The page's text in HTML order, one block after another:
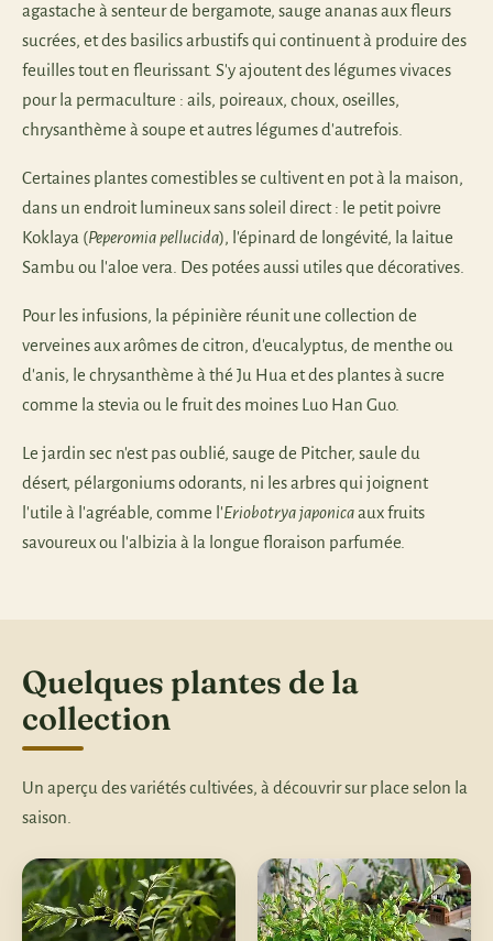
agastache à senteur de bergamote, sauge ananas aux fleurs
sucrées, et des basilics arbustifs qui continuent à produire des
feuilles tout en fleurissant. S'y ajoutent des légumes vivaces
pour la permaculture : ails, poireaux, choux, oseilles,
chrysanthème à soupe et autres légumes d'autrefois.
Certaines plantes comestibles se cultivent en pot à la maison,
dans un endroit lumineux sans soleil direct : le petit poivre
Koklaya (Peperomia pellucida), l'épinard de longévité, la laitue
Sambu ou l'aloe vera. Des potées aussi utiles que décoratives.
Pour les infusions, la pépinière réunit une collection de
verveines aux arômes de citron, d'eucalyptus, de menthe ou
d'anis, le chrysanthème à thé Ju Hua et des plantes à sucre
comme la stevia ou le fruit des moines Luo Han Guo.
Le jardin sec n'est pas oublié, sauge de Pitcher, saule du
désert, pélargoniums odorants, ni les arbres qui joignent
l'utile à l'agréable, comme l'Eriobotrya japonicaaux fruits
savoureux ou l'albizia à la longue floraison parfumée.
Quelques plantes de la
collection
Un aperçu des variétés cultivées, à découvrir sur place selon la
saison.